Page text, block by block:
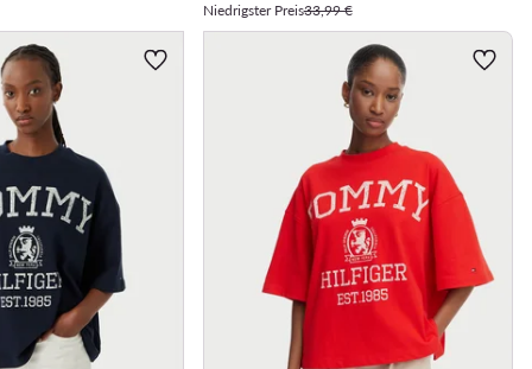
Niedrigster Preis33,99 €